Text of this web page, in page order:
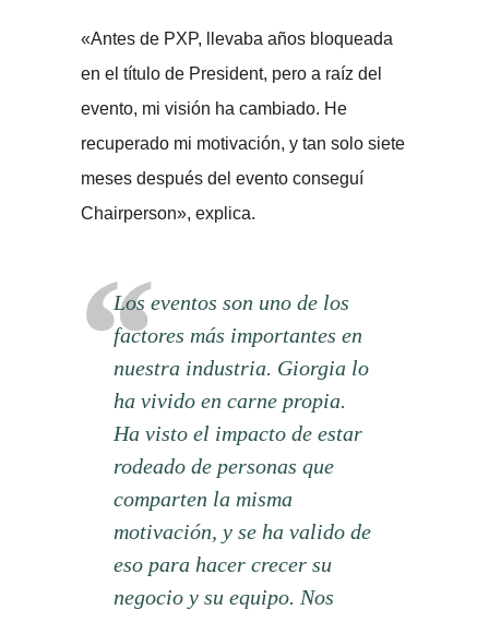
«Antes de PXP, llevaba años bloqueada
en el título de President, pero a raíz del
evento, mi visión ha cambiado. He
recuperado mi motivación, y tan solo siete
meses después del evento conseguí
Chairperson», explica.
Los eventos son uno de los
factores más importantes en
nuestra industria. Giorgia lo
ha vivido en carne propia.
Ha visto el impacto de estar
rodeado de personas que
comparten la misma
motivación, y se ha valido de
eso para hacer crecer su
negocio y su equipo. Nos